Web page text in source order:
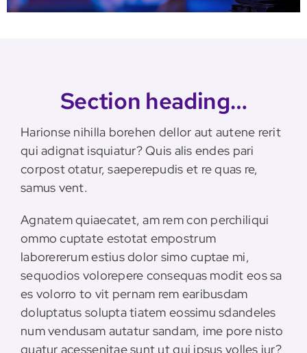
Section heading…
Harionse nihilla borehen dellor aut autene rerit
qui adignat isquiatur? Quis alis endes pari
corpost otatur, saeperepudis et re quas re,
samus vent.
Agnatem quiaecatet, am rem con perchiliqui
ommo cuptate estotat empostrum
laborererum estius dolor simo cuptae mi,
sequodios volorepere consequas modit eos sa
es volorro to vit pernam rem earibusdam
doluptatus solupta tiatem eossimu sdandeles
num vendusam autatur sandam, ime pore nisto
quatur acessenitae sunt ut qui ipsus volles iur?